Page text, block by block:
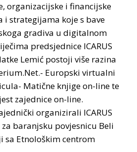
organizacijske i financijske
i strategijama koje s bave
gradiva u digitalnom
predsjednice ICARUS
Lemić postoji više razina
Europski virtualni
Matične knjige on-line te
zajednice on-line.
organizirali ICARUS
za baranjsku povjesnicu Beli
sa Etnološkim centrom